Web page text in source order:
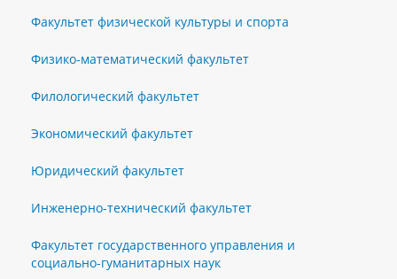
Факультет физической культуры и спорта
Физико-математический факультет
Филологический факультет
Экономический факультет
Юридический факультет
Инженерно-технический факультет
Факультет государственного управления и
социально-гуманитарных наук